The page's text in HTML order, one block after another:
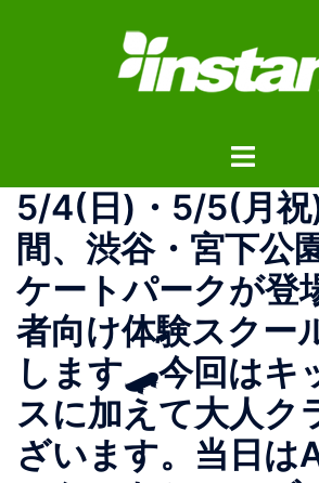
ス
ト
ル
メ
ニ
ュ
ー
5/4(日)・5/5(月祝
間、渋谷・宮下公
ケートパークが登
者向け体験スクー
します🛹今回はキ
スに加えて大人ク
ざいます。当日は